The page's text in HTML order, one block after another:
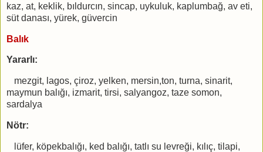
kaz, at, keklik, bıldurcın, sincap, uykuluk, kaplumbağ, av eti,
süt danası, yürek, güvercin
Balık
Yararlı:
mezgit, lagos, çiroz, yelken, mersin,ton, turna, sinarit,
maymun balığı, izmarit, tirsi, salyangoz, taze somon,
sardalya
Nötr:
lüfer, köpekbalığı, ked balığı, tatlı su levreği, kılıç, tilapi,